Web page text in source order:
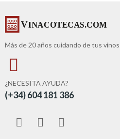
Más de 20 años cuidando de tus vinos
¿NECESITA AYUDA?
(+34) 604 181 386